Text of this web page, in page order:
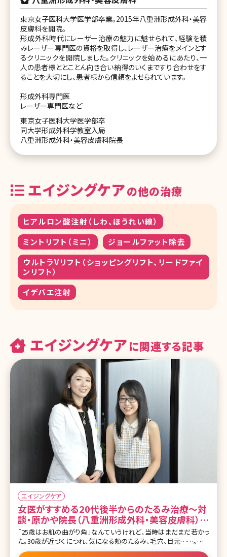
東京女子医科大学医学部卒業。2015年八重洲形成外科・美容
皮膚科を開院。
形成外科時代にレーザー治療の魅力に魅せられて、経験を積
みレーザー専門医の資格を取得し、レーザー治療をメインとす
るクリニックを開院しました。クリニックを始めるにあたり、一
人の患者様ととことん向き合い納得のいくまですり合わせをす
ることを大切にし、患者様から信頼をよせられています。
形成外科専門医
レーザー専門医など
東京女子医科大学医学部卒
同大学形成外科学教室入局
八重洲形成外科・美容皮膚科院長
エイジングケアの他の治療
ヒアルロン酸注射（しわ、ほうれい線）
ミントリフト（ミニ）
ジョールファット除去
ウルトラVリフト（ショッピングリフト、リードファイ
ンリフト）
イデバエ注射
エイジングケア に関連する記事
エイジングケア
女医がすすめる20代後半からのたるみ治療〜対
談・原かや院長（八重洲形成外科・美容皮膚科）✕
北条かや〜
「25歳はお肌の曲がり角」なんていうけれど、当時はまだまだ若かっ
た。30歳が近づくにつれ、気になる頬のたるみ、毛穴、目元……。アン
チエイジングを始めるにはまだ早い気がするけれど、どんなケアをす